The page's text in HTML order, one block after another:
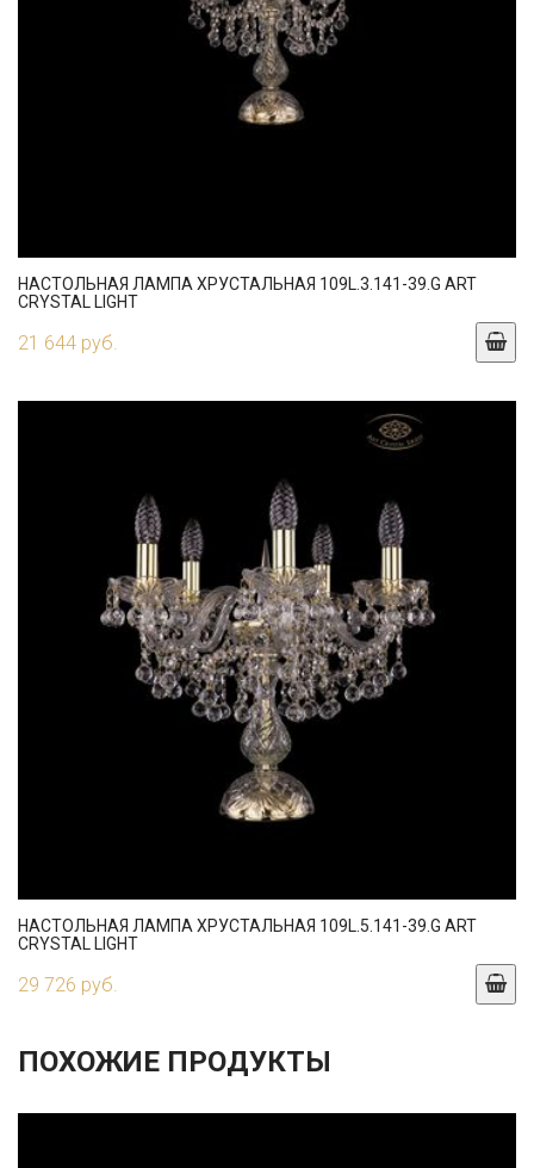
НАСТОЛЬНАЯ ЛАМПА ХРУСТАЛЬНАЯ 109L.3.141-39.G ART
CRYSTAL LIGHT
21 644 руб.
НАСТОЛЬНАЯ ЛАМПА ХРУСТАЛЬНАЯ 109L.5.141-39.G ART
CRYSTAL LIGHT
29 726 руб.
ПОХОЖИЕ ПРОДУКТЫ